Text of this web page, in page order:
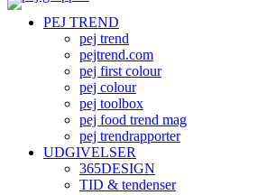
PEJ TREND
pej trend
pejtrend.com
pej first colour
pej colour
pej toolbox
pej food trend mag
pej trendrapporter
UDGIVELSER
365DESIGN
TID & tendenser